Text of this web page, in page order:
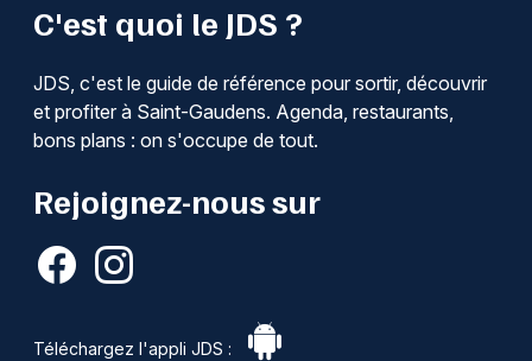
C'est quoi le JDS ?
JDS, c'est le guide de référence pour sortir, découvrir
et profiter à Saint-Gaudens. Agenda, restaurants,
bons plans : on s'occupe de tout.
Rejoignez-nous sur
Téléchargez l'appli JDS :